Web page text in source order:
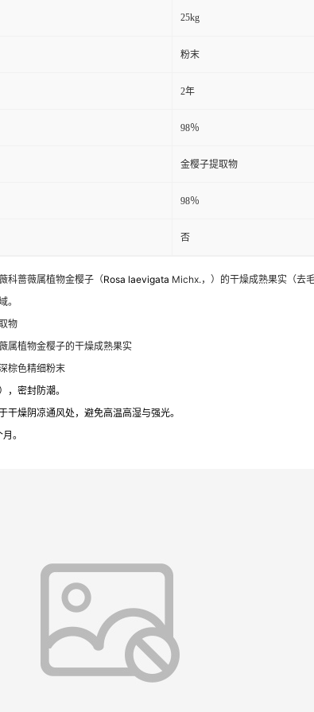
25kg
粉末
2年
98％
金樱子提取物
98％
否
科蔷薇属植物金樱子（Rosa laevigata Michx.，）的干燥成熟果实（去
。
物
属植物金樱子的干燥成熟果实
棕色精细粉末
，密封防潮。
干燥阴凉通风处，避免高温高湿与强光。
。